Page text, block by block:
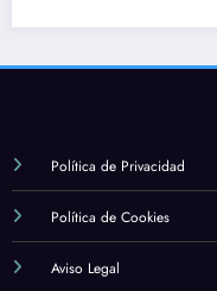
Política de Privacidad
Política de Cookies
Aviso Legal